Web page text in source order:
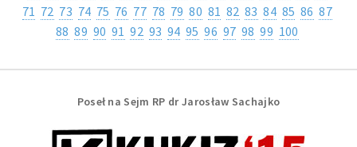
71 72 73 74 75 76 77 78 79 80 81 82 83 84 85 86 87
88 89 90 91 92 93 94 95 96 97 98 99 100
Poseł na Sejm RP dr Jarosław Sachajko